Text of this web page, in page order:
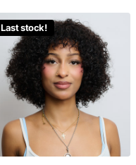
Last stock!